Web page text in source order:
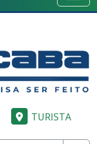
TURISTA